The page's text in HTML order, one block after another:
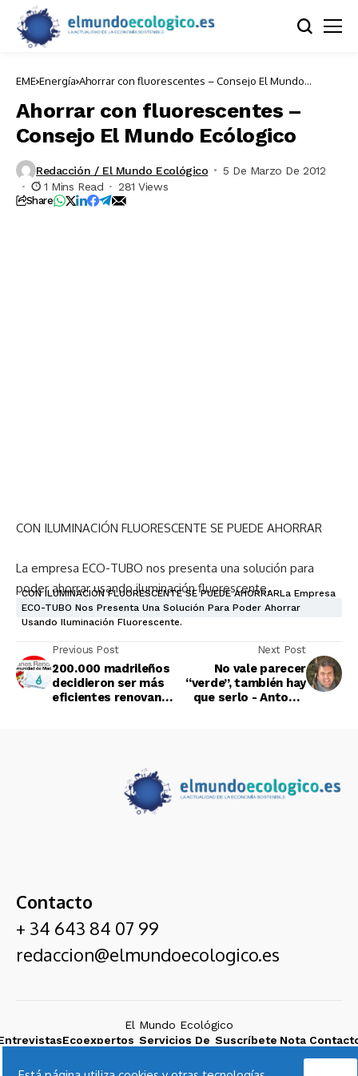
EME Energía Ahorrar con fluorescentes – Consejo El Mundo
Ahorrar con fluorescentes –
Consejo El Mundo Ecólogico
Redacción / El Mundo Ecológico
5 De Marzo De 2012
1 Mins Read
281 Views
Share
CON ILUMINACIÓN FLUORESCENTE SE PUEDE AHORRAR
La empresa ECO-TUBO nos presenta una solución para
poder ahorrar usando iluminación fluorescente.
CON ILUMINACIÓN FLUORESCENTE SE PUEDE AHORRARLa Empresa
ECO-TUBO Nos Presenta Una Solución Para Poder Ahorrar
Usando Iluminación Fluorescente.
Previous Post
200.000 madrileños
decidieron ser más
eficientes renovando
Next Post
No vale parecer
“verde”, también hay
que serlo - Antonio
Contacto
+ 34 643 84 07 99
redaccion@elmundoecologico.es
El Mundo Ecológico
Ecoexpertos Servicios De Suscríbete Nota